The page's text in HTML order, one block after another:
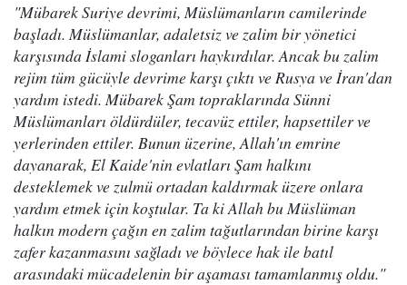
"Mübarek Suriye devrimi, Müslümanların camilerinde
başladı. Müslümanlar, adaletsiz ve zalim bir yönetici
karşısında İslami sloganları haykırdılar. Ancak bu zalim
rejim tüm gücüyle devrime karşı çıktı ve Rusya ve İran'dan
yardım istedi. Mübarek Şam topraklarında Sünni
Müslümanları öldürdüler, tecavüz ettiler, hapsettiler ve
yerlerinden ettiler. Bunun üzerine, Allah'ın emrine
dayanarak, El Kaide'nin evlatları Şam halkını
desteklemek ve zulmü ortadan kaldırmak üzere onlara
yardım etmek için koştular. Ta ki Allah bu Müslüman
halkın modern çağın en zalim tağutlarından birine karşı
zafer kazanmasını sağladı ve böylece hak ile batıl
arasındaki mücadelenin bir aşaması tamamlanmış oldu."